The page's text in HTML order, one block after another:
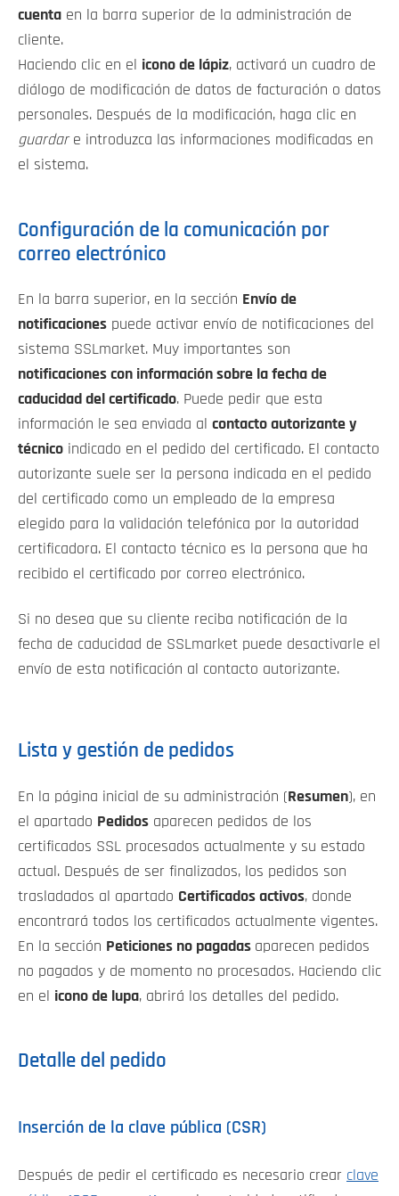
cuenta en la barra superior de la administración de
cliente.
Haciendo clic en el icono de lápiz, activará un cuadro de
diálogo de modificación de datos de facturación o datos
personales. Después de la modificación, haga clic en
guardare introduzca las informaciones modificadas en
el sistema.
Configuración de la comunicación por
correo electrónico
En la barra superior, en la sección Envío de
notificaciones puede activar envío de notificaciones del
sistema SSLmarket. Muy importantes son
notificaciones con información sobre la fecha de
caducidad del certificado. Puede pedir que esta
información le sea enviada al contacto autorizante y
técnico indicado en el pedido del certificado. El contacto
autorizante suele ser la persona indicada en el pedido
del certificado como un empleado de la empresa
elegido para la validación telefónica por la autoridad
certificadora. El contacto técnico es la persona que ha
recibido el certificado por correo electrónico.
Si no desea que su cliente reciba notificación de la
fecha de caducidad de SSLmarket puede desactivarle el
envío de esta notificación al contacto autorizante.
Lista y gestión de pedidos
En la página inicial de su administración (Resumen), en
el apartado Pedidos aparecen pedidos de los
certificados SSL procesados actualmente y su estado
actual. Después de ser finalizados, los pedidos son
trasladados al apartado Certificados activos, donde
encontrará todos los certificados actualmente vigentes.
En la sección Peticiones no pagadas aparecen pedidos
no pagados y de momento no procesados. Haciendo clic
en el icono de lupa, abrirá los detalles del pedido.
Detalle del pedido
Inserción de la clave pública (CSR)
Después de pedir el certificado es necesario crear clave